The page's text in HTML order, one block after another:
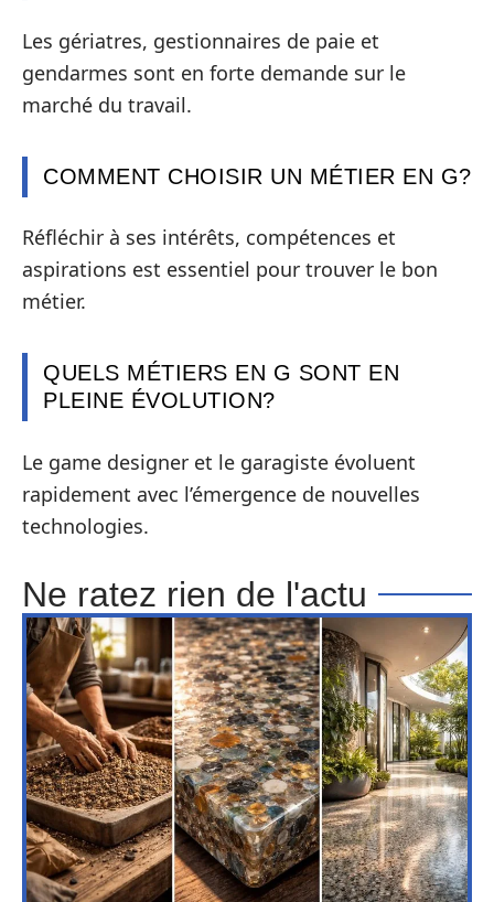
Les gériatres, gestionnaires de paie et
gendarmes sont en forte demande sur le
marché du travail.
COMMENT CHOISIR UN MÉTIER EN G?
Réfléchir à ses intérêts, compétences et
aspirations est essentiel pour trouver le bon
métier.
QUELS MÉTIERS EN G SONT EN
PLEINE ÉVOLUTION?
Le game designer et le garagiste évoluent
rapidement avec l’émergence de nouvelles
technologies.
Ne ratez rien de l'actu